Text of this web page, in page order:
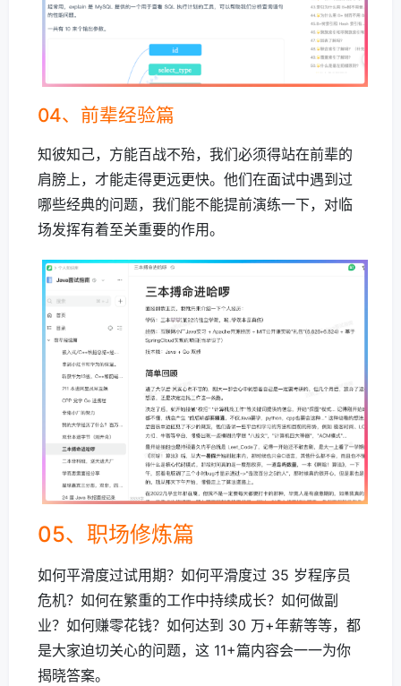
04、前辈经验篇
知彼知己，方能百战不殆，我们必须得站在前辈的
肩膀上，才能走得更远更快。他们在面试中遇到过
哪些经典的问题，我们能不能提前演练一下，对临
场发挥有着至关重要的作用。
05、职场修炼篇
如何平滑度过试用期？如何平滑度过 35 岁程序员
危机？如何在繁重的工作中持续成长？如何做副
业？如何赚零花钱？如何达到 30 万+年薪等等，都
是大家迫切关心的问题，这 11+篇内容会一一为你
揭晓答案。